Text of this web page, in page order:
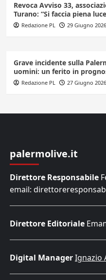
Revoca Avviso 33,
Turano: “Si faccia piena
Redazione PL 29 Giugno 2026
Grave incidente sulla
uomini: un ferito in
Redazione PL 27 Giugno 2026
palermolive.it
Direttore Responsabile
email:
Direttore Editoriale
Digital ManagerIgnazio